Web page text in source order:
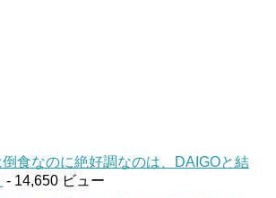
食なのに絶好調なのは、DAIGOと結
- 14,650 ビュー